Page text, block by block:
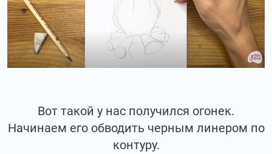
Вот такой у нас получился огонек.
Начинаем его обводить черным линером по
контуру.